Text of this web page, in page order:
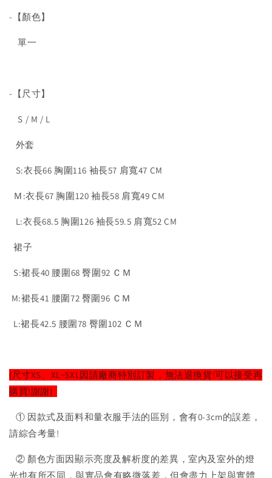
-【顏色】
單一
-【尺寸】
S / M / L
外套
S:衣長66 胸圍116 袖長57 肩寬47 CM
Ｍ:衣長67 胸圍120 袖長58 肩寬49 CM
L:衣長68.5 胸圍126 袖長59.5 肩寬52 CM
裙子
S:裙長40 腰圍68 臀圍92 ＣＭ
M:裙長41 腰圍72 臀圍96 ＣＭ
L:裙長42.5 腰圍78 臀圍102 ＣＭ
(尺寸XS、XL~5XL因請廠商特別訂製，無法退換貨!可以接受再
購買!謝謝)
① 因款式及面料和量衣服手法的區別，會有0-3cm的誤差，
請綜合考量!
② 顏色方面因顯示亮度及解析度的差異，室內及室外的燈
光也有所不同，與實品會有略微落差，但會盡力上架與實體